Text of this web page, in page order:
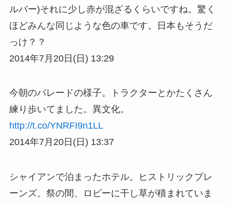
ルバー)それに少し赤が混ざるくらいですね。驚く
ほどみんな同じような色の車です。日本もそうだ
っけ？？
2014年7月20日(日) 13:29
今朝のパレードの様子。トラクターとかたくさん
練り歩いてました。異文化。
http://t.co/YNRFI9n1LL
2014年7月20日(日) 13:37
シャイアンで泊まったホテル。ヒストリックプレ
ーンズ。祭の間、ロビーに干し草が積まれていま